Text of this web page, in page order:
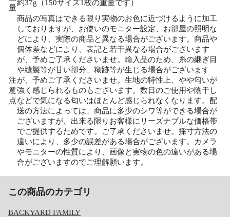
量
約37g（150サイズ1枚の重量です）
注
意
点
商品の写真はできる限り実物のお色に近づけるように加工
しておりますが、お使いのモニター設定、お部屋の照明な
どにより、実際の商品と異なる場合がございます。商品や
個体差などにより、表記と若干異なる場合がございます
が、予めご了承くださいませ。輸入品のため、糸の継ぎ目
や縫製等が甘い部分、糊跡等が生じる場合がございます
が、予めご了承くださいませ。生地の特性上、やや匂いが
強く感じられるものもございます。数日のご使用や陰干し
などで気になる匂いはほとんど感じられなくなります。配
送の方法によっては、商品に多少のシワ等ができる場合が
ございますが、出来る限りお客様にリーズナブルな価格帯
でご提供するためです。ご了承くださいませ。採寸方法の
違いにより、多少の誤差がある場合がございます。カメラ
やモニターの性質により、画像と実物の色の違いがある場
合がございますのでご理解願います。
この商品のカテゴリ
BACKYARD FAMILY